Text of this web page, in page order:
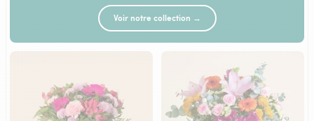
Voir notre collection →